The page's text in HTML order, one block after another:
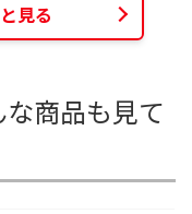
見る
商品も見て